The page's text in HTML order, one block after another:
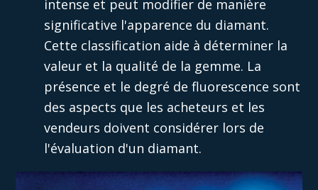
intense et peut modifier de manière
significative l'apparence du diamant.
Cette classification aide à déterminer la
valeur et la qualité de la gemme. La
présence et le degré de fluorescence sont
des aspects que les acheteurs et les
vendeurs doivent considérer lors de
l'évaluation d'un diamant.